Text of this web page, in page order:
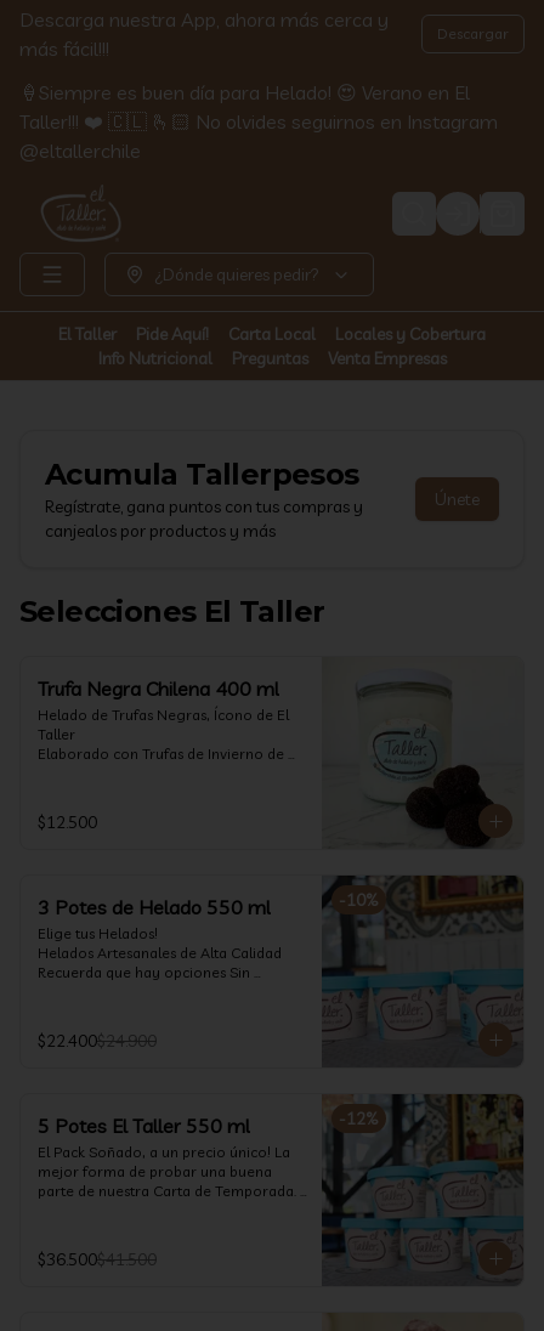
Descarga nuestra App, ahora más cerca y
más fácil!!!
Descargar
🍦Siempre es buen día para Helado! 😍 Verano en El
Taller!!! ❤️ 🇨🇱 🫰🏻 No olvides seguirnos en Instagram
@eltallerchile
Login
¿Dónde quieres pedir?
El Taller Pide Aquí! Carta Local
Locales y Cobertura
Info Nutricional
Preguntas Venta Empresas
Acumula Tallerpesos
Regístrate, gana puntos con tus compras y
canjealos por productos y más
Únete
Selecciones El Taller
Trufa Negra Chilena 400 ml
Helado de Trufas Negras, Ícono de El
Taller
Elaborado con Trufas de Invierno de
cremoso y con un delicado proceso
para obtener una experiencia
esta Edición es muy Limitada,
aproveche ya de vivir esta fantástica
experiencia!!
$12.500
-10%
3 Potes de Helado 550 ml
Elige tus Helados!
Helados Artesanales de Alta Calidad
Recuerda que hay opciones Sin
Diabéticos!
Algunos helados especiales tienen un
$22.400$24.900
-12%
5 Potes El Taller 550 ml
El Pack Soñado, a un precio único! La
mejor forma de probar una buena
parte de nuestra Carta de Temporada.
$36.500$41.500